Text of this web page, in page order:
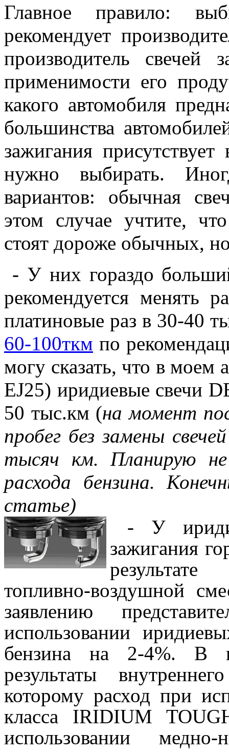
Главное правило:
рекомендует
производитель свечей
применимости его
какого автомобиля
большинства
зажигания
нужно выбирать.
вариантов: обычная
этом случае учтите,
стоят дороже обычных,
- У них гораздо
рекомендуется менять
платиновые раз в 30-40
60-100ткм по
могу сказать, что в
EJ25) иридиевые свечи
50 тыс.км (на момент
пробег без замены
тысяч км. Планирую не
расхода бензина.
статье)
- У
зажигания
топливно-воздушной
заявлению
использовании
бензина на 2-4%. В
результаты
которому расход при
класса IRIDIUM
использовании